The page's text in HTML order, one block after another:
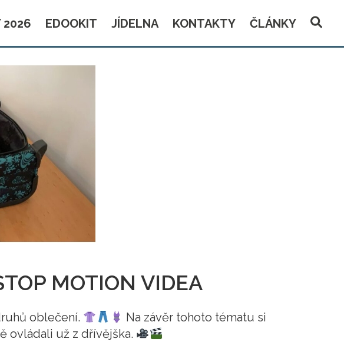
2026 EDOOKIT JÍDELNA KONTAKTY ČLÁNKY
MOTION VIDEA
oblečení.
Na závěr tohoto tématu si
ovládali už z dřívějška.